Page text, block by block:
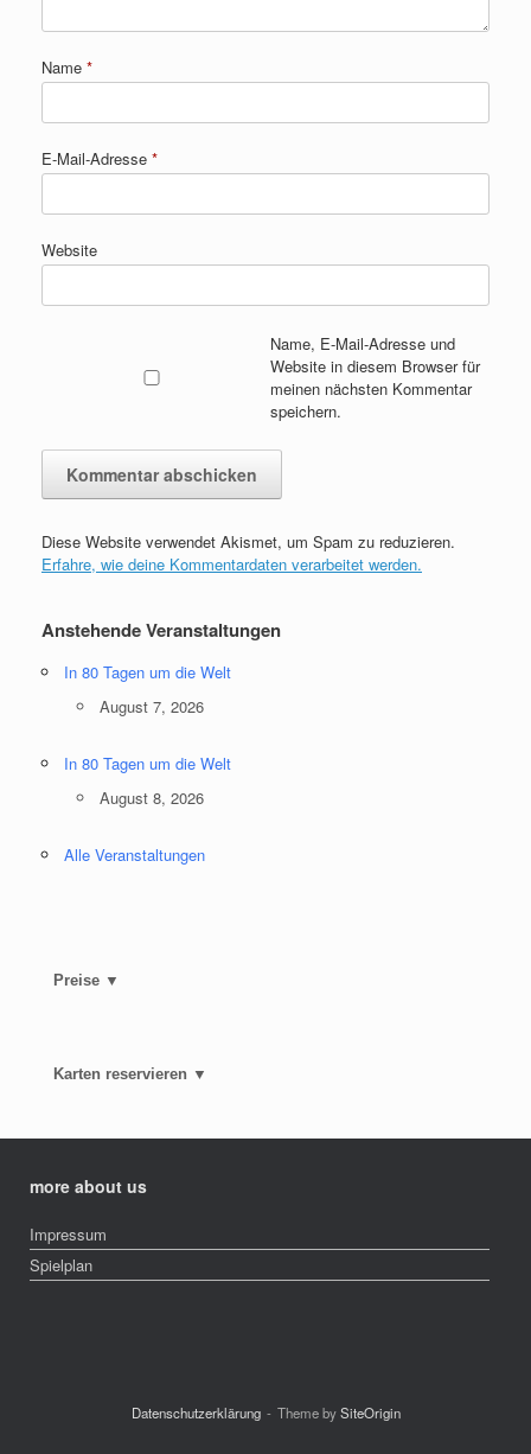
Name *
E-Mail-Adresse *
Website
Name, E-Mail-Adresse und
Website in diesem Browser für
meinen nächsten Kommentar
speichern.
Diese Website verwendet Akismet, um Spam zu reduzieren.
Erfahre, wie deine Kommentardaten verarbeitet werden.
Anstehende Veranstaltungen
In 80 Tagen um die Welt
August 7, 2026
In 80 Tagen um die Welt
August 8, 2026
Alle Veranstaltungen
Preise ▼
Karten reservieren ▼
more about us
Impressum
Spielplan
Datenschutzerklärung Theme bySiteOrigin